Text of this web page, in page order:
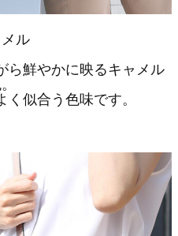
ル
ら鮮やかに映るキャメル
似合う色味です。